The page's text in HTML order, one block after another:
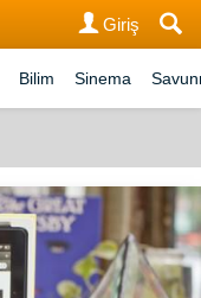
Giriş
Bilim Sinema